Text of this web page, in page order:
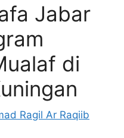
Jabar
di
Ragil Ar Raqiib